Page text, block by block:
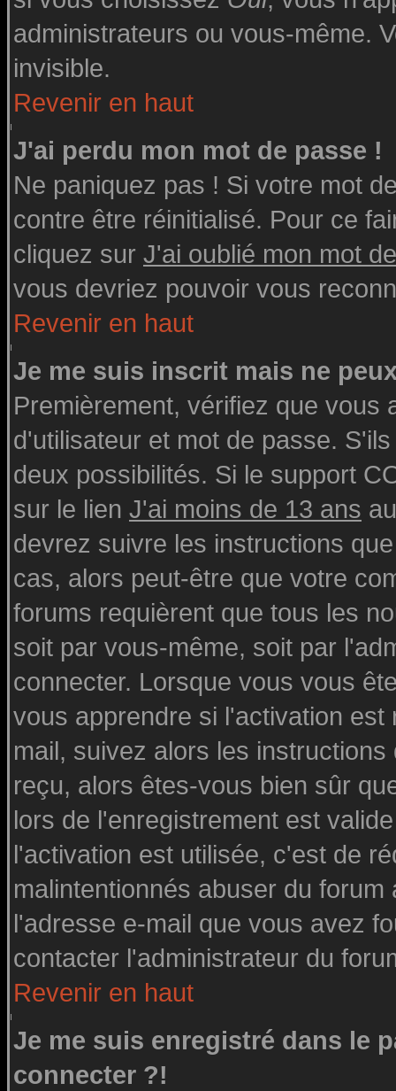
administrateurs ou vous-même.
invisible.
Revenir en haut
J'ai perdu mon mot de passe !
Ne paniquez pas ! Si votre mot
contre être réinitialisé. Pour ce
cliquez sur J'ai oublié mon mot
vous devriez pouvoir vous
Revenir en haut
Je me suis inscrit mais ne
Premièrement, vérifiez que
d'utilisateur et mot de passe.
deux possibilités. Si le support
sur le lien J'ai moins de 13 ans
devrez suivre les instructions
cas, alors peut-être que votre
forums requièrent que tous les
soit par vous-même, soit par
connecter. Lorsque vous vous
vous apprendre si l'activation
mail, suivez alors les
reçu, alors êtes-vous bien sûr
lors de l'enregistrement est
l'activation est utilisée, c'est de
malintentionnés abuser du
l'adresse e-mail que vous avez
contacter l'administrateur du
Revenir en haut
Je me suis enregistré dans le
connecter ?!